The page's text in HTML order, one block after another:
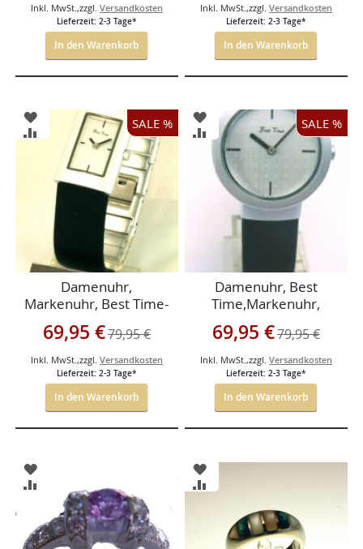
Inkl. MwSt. ,zzgl. Versandkosten
Lieferzeit: 2-3 Tage*
In den Warenkorb
Inkl. MwSt. ,zzgl. Versandkosten
Lieferzeit: 2-3 Tage*
In den Warenkorb
SALE %
ZUR
WUNSCHLISTE
HINZUFÜGEN
ZUR
VERGLEICHSLISTE
HINZUFÜGEN
Damenuhr,
Markenuhr, Best Time-
Antiallergisch
Sonderangebot
69,95 €79,95 €
Inkl. MwSt. ,zzgl. Versandkosten
Lieferzeit: 2-3 Tage*
In den Warenkorb
SALE %
ZUR
WUNSCHLISTE
HINZUFÜGEN
ZUR
VERGLEICHSLISTE
HINZUFÜGEN
Damenuhr, Best
Time,Markenuhr,
ch
Sonderangebot
69,95 €79,95 €
Inkl. MwSt. ,zzgl. Versandkosten
Lieferzeit: 2-3 Tage*
In den Warenkorb
ZUR
WUNSCHLISTE
HINZUFÜGEN
ZUR
VERGLEICHSLISTE
HINZUFÜGEN
ZUR
WUNSCHLISTE
ZUR
HINZUFÜGEN